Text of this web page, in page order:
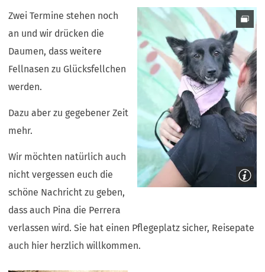
Zwei Termine stehen noch
an und wir drücken die
Daumen, dass weitere
Fellnasen zu Glücksfellchen
werden.
Dazu aber zu gegebener Zeit
mehr.
Wir möchten natürlich auch
nicht vergessen euch die
schöne Nachricht zu geben,
dass auch Pina die Perrera
verlassen wird. Sie hat einen Pflegeplatz sicher, Reisepate
auch hier herzlich willkommen.